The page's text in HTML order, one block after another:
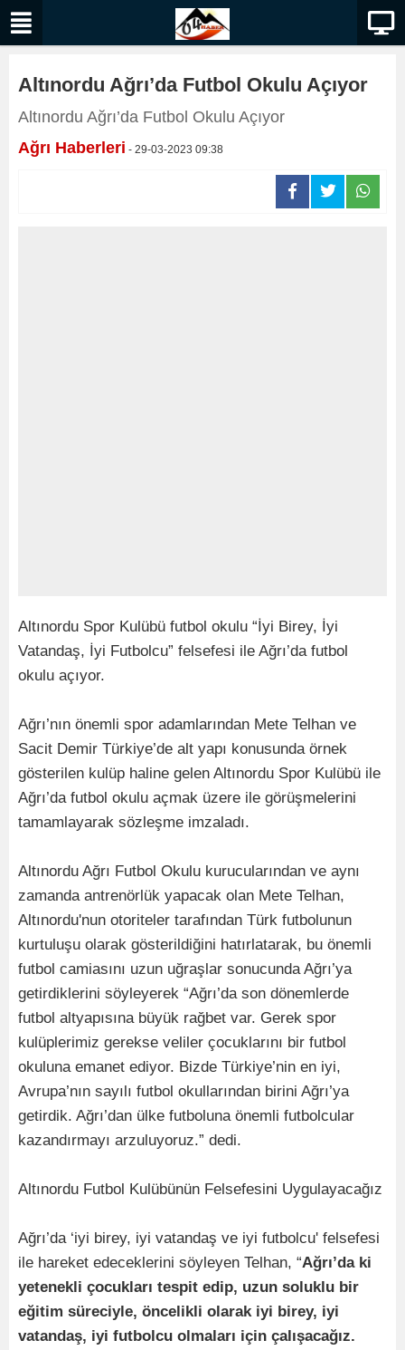
Altınordu Ağrı’da Futbol Okulu Açıyor
Altınordu Ağrı’da Futbol Okulu Açıyor
Ağrı Haberleri - 29-03-2023 09:38
Altınordu Spor Kulübü futbol okulu “İyi Birey, İyi
Vatandaş, İyi Futbolcu” felsefesi ile Ağrı’da futbol
okulu açıyor.
Ağrı’nın önemli spor adamlarından Mete Telhan ve
Sacit Demir Türkiye’de alt yapı konusunda örnek
gösterilen kulüp haline gelen Altınordu Spor Kulübü ile
Ağrı’da futbol okulu açmak üzere ile görüşmelerini
tamamlayarak sözleşme imzaladı.
Altınordu Ağrı Futbol Okulu kurucularından ve aynı
zamanda antrenörlük yapacak olan Mete Telhan,
Altınordu'nun otoriteler tarafından Türk futbolunun
kurtuluşu olarak gösterildiğini hatırlatarak, bu önemli
futbol camiasını uzun uğraşlar sonucunda Ağrı’ya
getirdiklerini söyleyerek “Ağrı’da son dönemlerde
futbol altyapısına büyük rağbet var. Gerek spor
kulüplerimiz gerekse veliler çocuklarını bir futbol
okuluna emanet ediyor. Bizde Türkiye’nin en iyi,
Avrupa’nın sayılı futbol okullarından birini Ağrı’ya
getirdik. Ağrı’dan ülke futboluna önemli futbolcular
kazandırmayı arzuluyoruz.” dedi.
Altınordu Futbol Kulübünün Felsefesini Uygulayacağız
Ağrı’da ‘iyi birey, iyi vatandaş ve iyi futbolcu' felsefesi
ile hareket edeceklerini söyleyen Telhan, “Ağrı’da ki
yetenekli çocukları tespit edip, uzun soluklu bir
eğitim süreciyle, öncelikli olarak iyi birey, iyi
vatandaş, iyi futbolcu olmaları için çalışacağız.